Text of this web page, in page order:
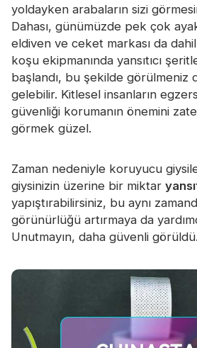
yoldayken arabaların sizi
Dahası, günümüzde pek çok
eldiven ve ceket markası da
koşu ekipmanında yansıtıcı
başlandı, bu şekilde görülmeniz
gelebilir. Kitlesel insanların
güvenliği korumanın önemini
görmek güzel.
Zaman nedeniyle koruyucu
giysinizin üzerine bir miktar
yapıştırabilirsiniz, bu aynı
görünürlüğü artırmaya da
Unutmayın, daha güvenli görüldü.